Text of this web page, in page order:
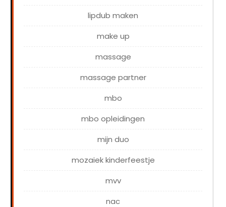
lipdub maken
make up
massage
massage partner
mbo
mbo opleidingen
mijn duo
mozaiek kinderfeestje
mvv
nac